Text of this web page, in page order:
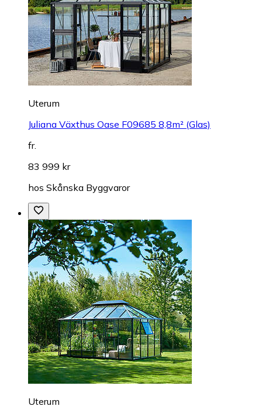
Uterum
Juliana Växthus Oase F09685 8,8m² (Glas)
fr.
83 999 kr
hos Skånska Byggvaror
Uterum